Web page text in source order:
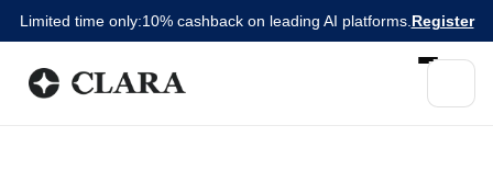
Limited time only:10% cashback on leading AI platforms. Register